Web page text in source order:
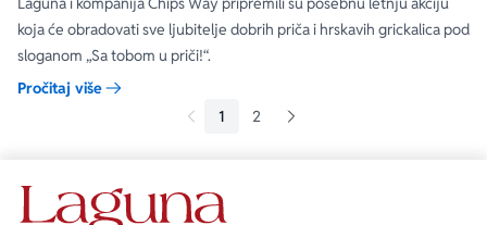
koja će obradovati sve ljubitelje dobrih priča i hrskavih grickalica pod
sloganom „Sa tobom u priči!“.
Pročitaj više
1
2